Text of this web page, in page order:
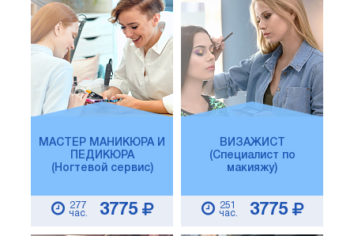
МАСТЕР МАНИКЮРА И
ПЕДИКЮРА
(Ногтевой сервис)
277
час.
3775
ВИЗАЖИСТ
(Специалист по
макияжу)
251
час.
3775